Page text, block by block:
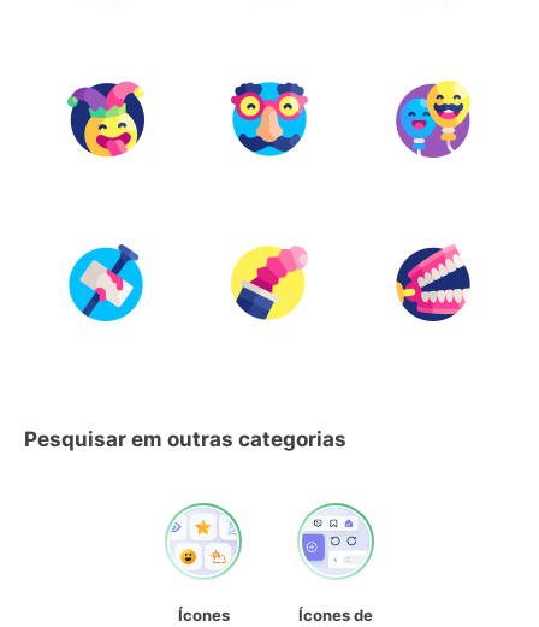
Pesquisar em outras categorias
Ícones
Ícones de